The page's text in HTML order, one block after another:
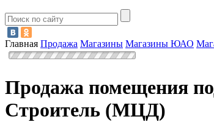
Главная Продажа Магазины Магазины ЮАО
Продажа помещения
Строитель (МЦД)